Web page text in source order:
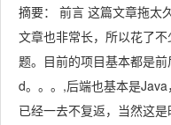
摘要： 前言 这篇文章拖太
文章也非常长，所以花了
题。目前的项目基本都是
d。。。,后端也基本是
已经一去不复返，当然这